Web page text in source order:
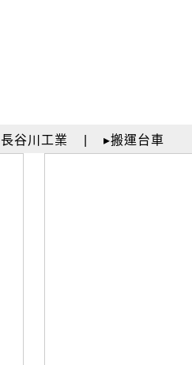
長谷川工業 ▸搬運台車